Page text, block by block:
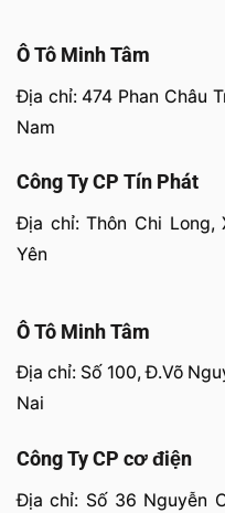
Ô Tô Minh Tâm
Địa chỉ: 474 Phan Châu
Nam
Công Ty CP Tín Phát
Địa chỉ: Thôn Chi Long,
Yên
Ô Tô Minh Tâm
Địa chỉ: Số 100, Đ.Võ
Nai
Công Ty CP cơ điện
Địa chỉ: Số 36 Nguyễn